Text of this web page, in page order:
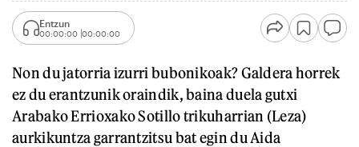
Entzun
00:00:00 00:00:00
Non du jatorria izurri bubonikoak? Galdera horrek
ez du erantzunik oraindik, baina duela gutxi
Arabako Errioxako Sotillo trikuharrian (Leza)
aurkikuntza garrantzitsu bat egin du Aida